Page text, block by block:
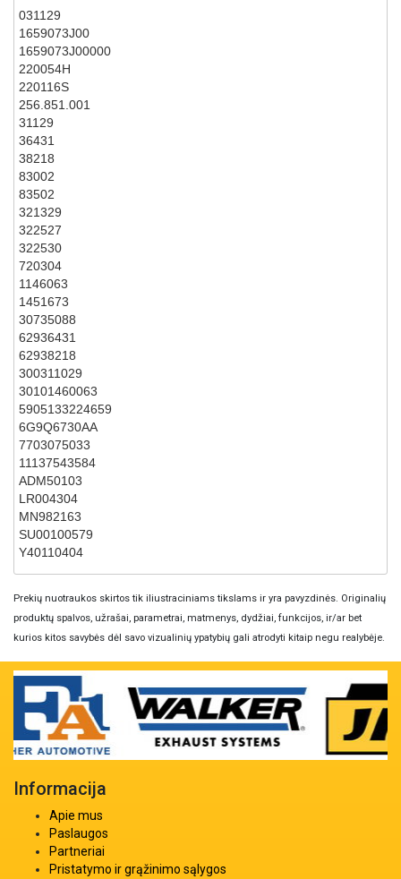
031129
1659073J00
1659073J00000
220054H
220116S
256.851.001
31129
36431
38218
83002
83502
321329
322527
322530
720304
1146063
1451673
30735088
62936431
62938218
300311029
30101460063
5905133224659
6G9Q6730AA
7703075033
11137543584
ADM50103
LR004304
MN982163
SU00100579
Y40110404
Prekių nuotraukos skirtos tik iliustraciniams tikslams ir yra pavyzdinės. Originalių
produktų spalvos, užrašai, parametrai, matmenys, dydžiai, funkcijos, ir/ar bet
kurios kitos savybės dėl savo vizualinių ypatybių gali atrodyti kitaip negu realybėje.
Informacija
Apie mus
Paslaugos
Partneriai
Pristatymo ir grąžinimo sąlygos